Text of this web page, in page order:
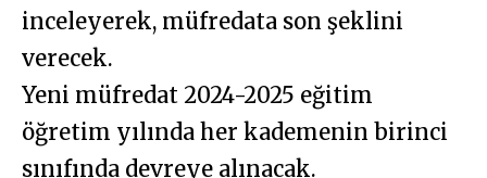
inceleyerek, müfredata son şeklini
verecek.
Yeni müfredat 2024-2025 eğitim
öğretim yılında her kademenin birinci
sınıfında devreye alınacak.